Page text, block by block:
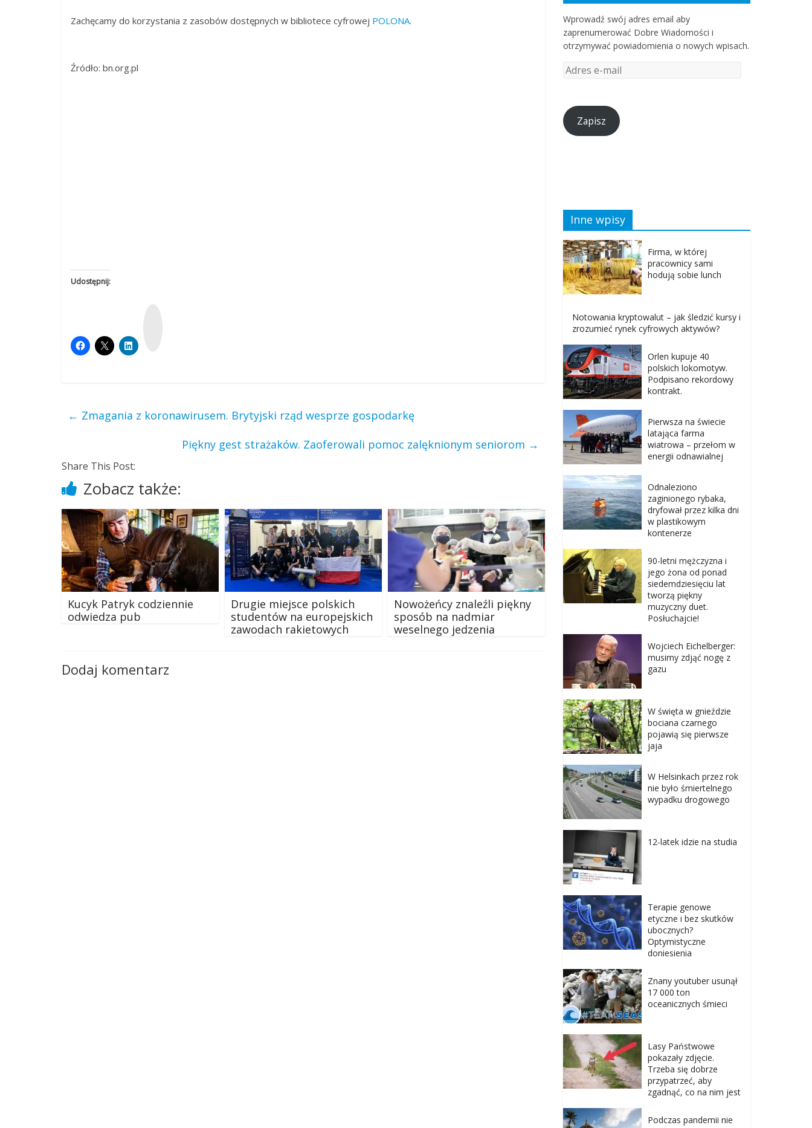
Zachęcamy do korzystania z zasobów dostępnych w bibliotece cyfrowej POLONA.
Źródło: bn.org.pl
Udostępnij:
← Zmagania z koronawirusem. Brytyjski rząd wesprze gospodarkę
Piękny gest strażaków. Zaoferowali pomoc zalęknionym seniorom →
Share This Post:
Zobacz także:
Kucyk Patryk codziennie
odwiedza pub
Drugie miejsce polskich
studentów na europejskich
zawodach rakietowych
Nowożeńcy znaleźli piękny
sposób na nadmiar
weselnego jedzenia
Dodaj komentarz
Wprowadź swój adres email aby
zaprenumerować Dobre Wiadomości i
otrzymywać powiadomienia o nowych wpisach.
Zapisz
Inne wpisy
Firma, w której
pracownicy sami
hodują sobie lunch
Notowania kryptowalut – jak śledzić kursy i
zrozumieć rynek cyfrowych aktywów?
Orlen kupuje 40
polskich lokomotyw.
Podpisano rekordowy
kontrakt.
Pierwsza na świecie
latająca farma
wiatrowa – przełom w
energii odnawialnej
Odnaleziono
zaginionego rybaka,
dryfował przez kilka dni
w plastikowym
kontenerze
90-letni mężczyzna i
jego żona od ponad
siedemdziesięciu lat
tworzą piękny
muzyczny duet.
Posłuchajcie!
Wojciech Eichelberger:
musimy zdjąć nogę z
gazu
W święta w gnieździe
bociana czarnego
pojawią się pierwsze
jaja
W Helsinkach przez rok
nie było śmiertelnego
wypadku drogowego
12-latek idzie na studia
Terapie genowe
etyczne i bez skutków
ubocznych?
Optymistyczne
doniesienia
Znany youtuber usunął
17 000 ton
oceanicznych śmieci
Lasy Państwowe
pokazały zdjęcie.
Trzeba się dobrze
przypatrzeć, aby
zgadnąć, co na nim jest
Podczas pandemii nie